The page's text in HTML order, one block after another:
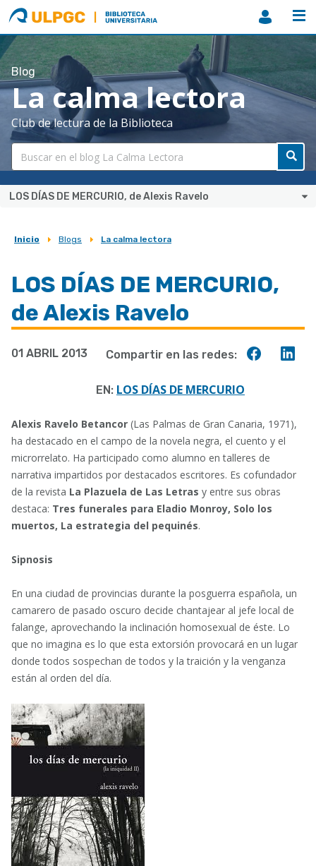
ULPGC
Biblioteca
ULPGC
Blog
La calma lectora
Club de lectura de la Biblioteca
LOS DÍAS DE MERCURIO, de Alexis Ravelo
Sobrescribir
de
ayuda
la
navegación
Inicio Blogs La calma lectora
LOS DÍAS DE MERCURIO,
de Alexis Ravelo
01 ABRIL 2013 Compartir en las redes:
EN: LOS DÍAS DE MERCURIO
Alexis Ravelo Betancor (Las Palmas de Gran Canaria, 1971),
ha destacado en el campo de la novela negra, el cuento y el
microrrelato. Ha participado como alumno en talleres de
narrativa impartidos por destacados escritores. Es cofundador
de la revista La Plazuela de Las Letras y entre sus obras
destaca: Tres funerales para Eladio Monroy, Solo los
muertos, La estrategia del pequinés.
Sipnosis
En una ciudad de provincias durante la posguerra española, un
camarero de pasado oscuro decide chantajear al jefe local de
falange, aprovechando la inclinación homosexual de éste. Lo
que no imagina es lo que esta extorsión provocará en un lugar
donde todos sospechan de todos y la traición y la venganza
están al orden del día.